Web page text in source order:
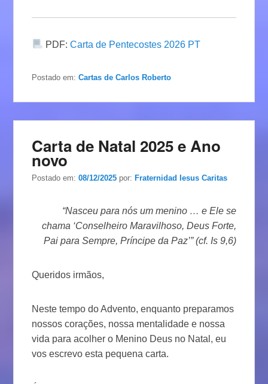
PDF: Carta de Pentecostes 2026 PT
Postado em: Cartas de Carlos Roberto
Carta de Natal 2025 e Ano
novo
Postado em:08/12/2025 por: Fraternidad Iesus Caritas
“Nasceu para nós um menino … e Ele se
chama ‘Conselheiro Maravilhoso, Deus Forte,
Pai para Sempre, Príncipe da Paz’” (cf. Is 9,6)
Queridos irmãos,
Neste tempo do Advento, enquanto preparamos
nossos corações, nossa mentalidade e nossa
vida para acolher o Menino Deus no Natal, eu
vos escrevo esta pequena carta.